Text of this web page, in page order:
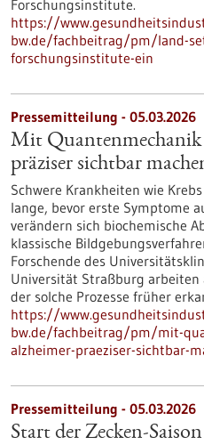
Forschungsinstitute.
https://
bw.de/fachbeitrag/pm/land-
forschungsinstitute-ein
Pressemitteilung - 05.03.2026
Mit
präziser sichtbar
Schwere Krankheiten wie
lange, bevor erste Symptome
verändern sich biochemische
klassische
Forschende des
Universität Straßburg
der solche Prozesse früher
https://
bw.de/fachbeitrag/pm/mit-
alzheimer-praeziser-sichtbar-
Pressemitteilung - 05.03.2026
Start der Zecken-Saison